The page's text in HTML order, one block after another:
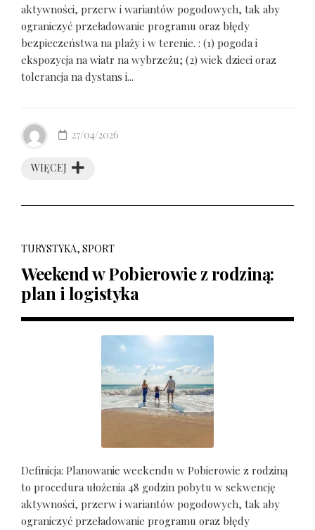
aktywności, przerw i wariantów pogodowych, tak aby
ograniczyć przeładowanie programu oraz błędy
bezpieczeństwa na plaży i w terenie. : (1) pogoda i
ekspozycja na wiatr na wybrzeżu; (2) wiek dzieci oraz
tolerancja na dystans i...
WIĘCEJ
27/04/2026
TURYSTYKA, SPORT
Weekend w Pobierowie z rodziną:
plan i logistyka
Definicja: Planowanie weekendu w Pobierowie z rodziną
to procedura ułożenia 48 godzin pobytu w sekwencję
aktywności, przerw i wariantów pogodowych, tak aby
ograniczyć przeładowanie programu oraz błędy